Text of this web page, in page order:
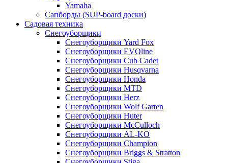
Yamaha
Сапборды (SUP-board доски)
Садовая техника
Снегоуборщики
Снегоуборщики Yard Fox
Снегоуборщики EVOline
Снегоуборщики Cub Cadet
Снегоуборщики Husqvarna
Снегоуборщики Honda
Снегоуборщики MTD
Снегоуборщики Herz
Снегоуборщики Wolf Garten
Снегоуборщики Huter
Снегоуборщики McCulloch
Снегоуборщики AL-KO
Снегоуборщики Champion
Снегоуборщики Briggs & Stratton